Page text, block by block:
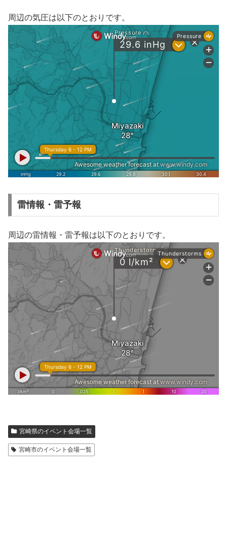
周辺の気圧は以下のとおりです。
雷情報・雷予報
周辺の雷情報・雷予報は以下のとおりです。
宮崎県のイベント会場一覧
宮崎市のイベント会場一覧